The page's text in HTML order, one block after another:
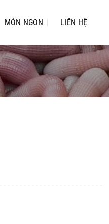
MÓN NGON LIÊN HỆ